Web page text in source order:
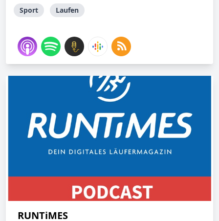
Sport Laufen
RUNTiMES